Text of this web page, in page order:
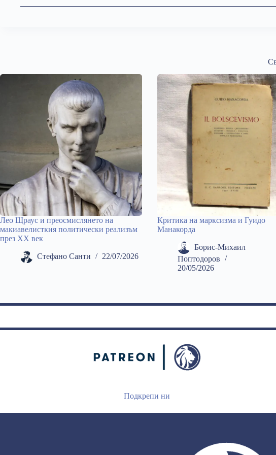
Лео Щраус и преосмислянето на
макиавелисткия политически реализъм
през ХХ век
Стефано Санти 22/07/2026
Критика на марксизма и Гуидо
Манакорда
Борис-Михаил
Поптодоров
20/05/2026
Подкрепи ни